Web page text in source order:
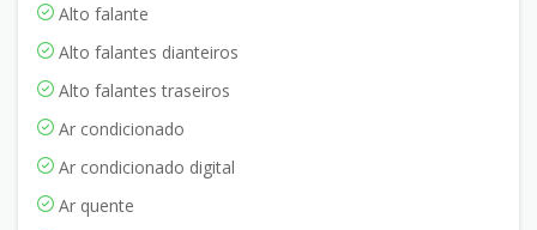
Alto falante
Alto falantes dianteiros
Alto falantes traseiros
Ar condicionado
Ar condicionado digital
Ar quente